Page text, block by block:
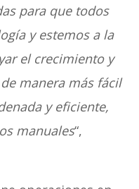
para que todos
y estemos a la
el crecimiento y
manera más fácil
y eficiente,
manuales“,